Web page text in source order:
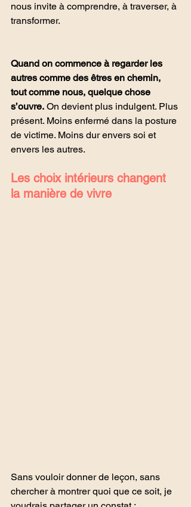
nous invite à comprendre, à traverser, à
transformer.
Quand on commence à regarder les
autres comme des êtres en chemin,
tout comme nous, quelque chose
s’ouvre. On devient plus indulgent. Plus
présent. Moins enfermé dans la posture
de victime. Moins dur envers soi et
envers les autres.
Les choix intérieurs changent
la manière de vivre
Sans vouloir donner de leçon, sans
chercher à montrer quoi que ce soit, je